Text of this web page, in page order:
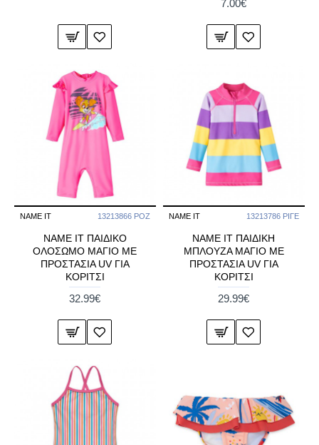
7.00€
NAME IT 13213866 ΡΟΖ
NAME IT ΠΑΙΔΙΚΟ
ΟΛΟΣΩΜΟ ΜΑΓΙΟ ΜΕ
ΠΡΟΣΤΑΣΙΑ UV ΓΙΑ
ΚΟΡΙΤΣΙ
32.99€
NAME IT 13213786 ΡΙΓΕ
NAME IT ΠΑΙΔΙΚΗ
ΜΠΛΟΥΖΑ ΜΑΓΙΟ ΜΕ
ΠΡΟΣΤΑΣΙΑ UV ΓΙΑ
ΚΟΡΙΤΣΙ
29.99€